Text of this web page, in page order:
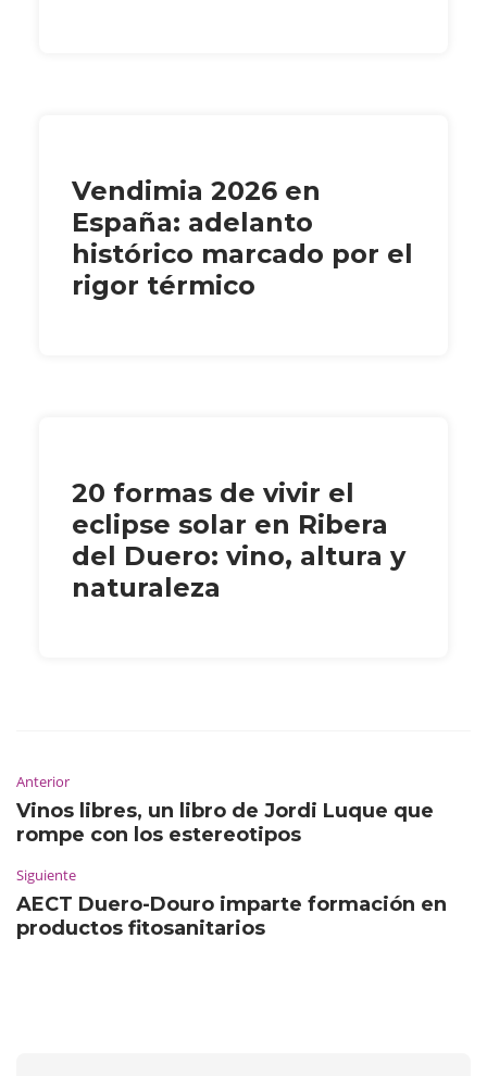
Vendimia 2026 en
España: adelanto
histórico marcado por el
rigor térmico
20 formas de vivir el
eclipse solar en Ribera
del Duero: vino, altura y
naturaleza
Anterior
Vinos libres, un libro de Jordi Luque que
rompe con los estereotipos
Siguiente
AECT Duero-Douro imparte formación en
productos fitosanitarios